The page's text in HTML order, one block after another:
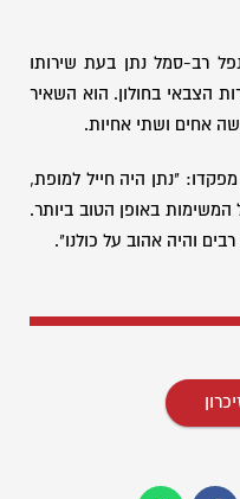
ט' באייר תשמ"ב (2.5.1982) נפל רב-סמל נתן בעת שירותו
הצבאי בחולון. הוא השאיר
אחים ושתי אחיות.
"נתן היה חייל למופת,
באופן הטוב ביותר.
והיה אהוב על כולנו".